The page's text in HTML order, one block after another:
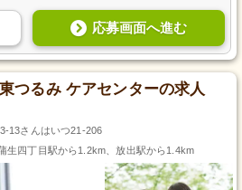
応募画面へ進む
つるみ ケアセンターの求人
13さんはいつ21-206
生四丁目駅から1.2km、放出駅から1.4km